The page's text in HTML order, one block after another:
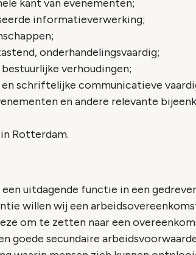
kant van evenementen;
informatieverwerking;
onderhandelingsvaardig;
verhoudingen;
schriftelijke communicatieve
en andere relevante
Rotterdam.
uitdagende functie in een
willen wij een
om te zetten naar een
goede secundaire